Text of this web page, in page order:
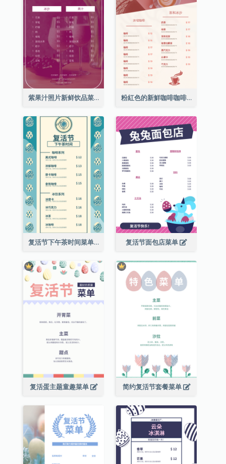
紫果汁照片新鲜饮品菜单 粉紅色的新鮮咖啡咖啡館照片簡單菜單
复活节下午茶时间菜单 复活节面包店菜单
复活蛋主题童趣菜单 简约复活节套餐菜单